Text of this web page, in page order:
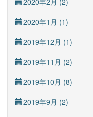
2020年1月 (1)
2019年12月 (1)
2019年11月 (2)
2019年10月 (8)
2019年9月 (2)